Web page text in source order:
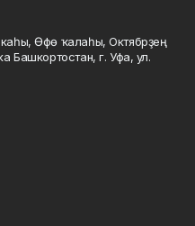
Өфө ҡалаһы, Октябрҙең
Башкортостан, г. Уфа, ул.